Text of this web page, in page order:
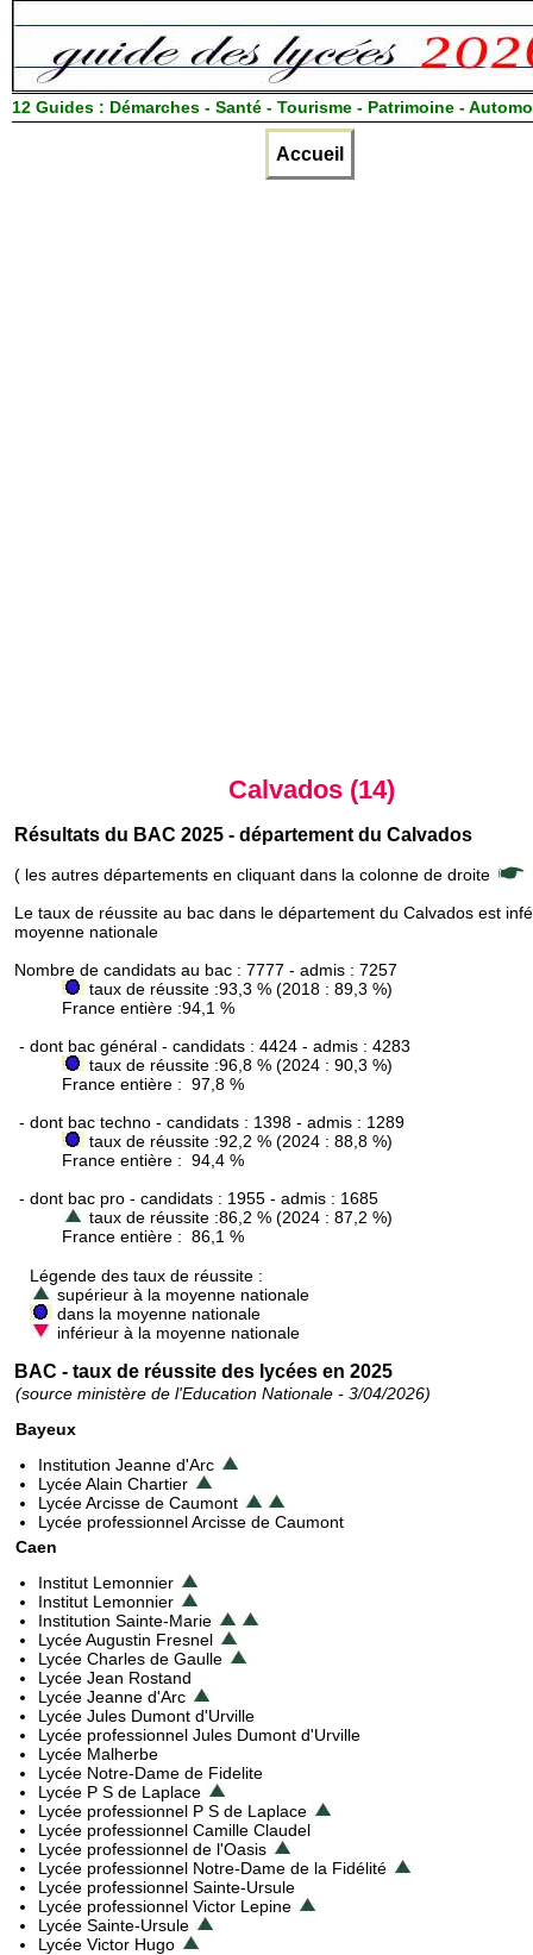
12 Guides : Démarches - Santé - Tourisme - Patrimoine -
Accueil
Calvados (14)
Résultats du BAC 2025 - département du Calvados
( les autres départements en cliquant dans la colonne de droite
Le taux de réussite au bac dans le département du Calvados est
moyenne nationale
Nombre de candidats au bac : 7777 - admis : 7257
taux de réussite :93,3 % (2018 : 89,3 %)
France entière :94,1 %
- dont bac général - candidats : 4424 - admis : 4283
taux de réussite :96,8 % (2024 : 90,3 %)
France entière : 97,8 %
- dont bac techno - candidats : 1398 - admis : 1289
taux de réussite :92,2 % (2024 : 88,8 %)
France entière : 94,4 %
- dont bac pro - candidats : 1955 - admis : 1685
taux de réussite :86,2 % (2024 : 87,2 %)
France entière : 86,1 %
Légende des taux de réussite :
supérieur à la moyenne nationale
dans la moyenne nationale
inférieur à la moyenne nationale
BAC - taux de réussite des lycées en 2025
(source ministère de l'Education Nationale - 3/04/2026)
Bayeux
Institution Jeanne d'Arc
Lycée Alain Chartier
Lycée Arcisse de Caumont
Lycée professionnel Arcisse de Caumont
Caen
Institut Lemonnier
Institut Lemonnier
Institution Sainte-Marie
Lycée Augustin Fresnel
Lycée Charles de Gaulle
Lycée Jean Rostand
Lycée Jeanne d'Arc
Lycée Jules Dumont d'Urville
Lycée professionnel Jules Dumont d'Urville
Lycée Malherbe
Lycée Notre-Dame de Fidelite
Lycée P S de Laplace
Lycée professionnel P S de Laplace
Lycée professionnel Camille Claudel
Lycée professionnel de l'Oasis
Lycée professionnel Notre-Dame de la Fidélité
Lycée professionnel Sainte-Ursule
Lycée professionnel Victor Lepine
Lycée Sainte-Ursule
Lycée Victor Hugo